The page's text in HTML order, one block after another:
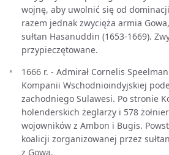
wojnę, aby uwolnić się od
razem jednak zwycięża armia
sułtan Hasanuddin (1653-1669).
przypieczętowane.
1666 r. - Admirał Cornelis
Kompanii Wschodnioindyjskiej
zachodniego Sulawesi. Po stronie
holenderskich żeglarzy i 578
wojowników z Ambon i Bugis.
koalicji zorganizowanej przez
z Gowa.